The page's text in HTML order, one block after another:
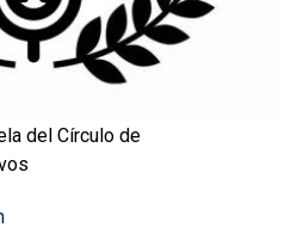
del Círculo de